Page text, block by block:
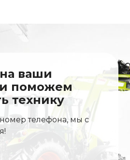
ваши
поможем
технику
телефона, мы с